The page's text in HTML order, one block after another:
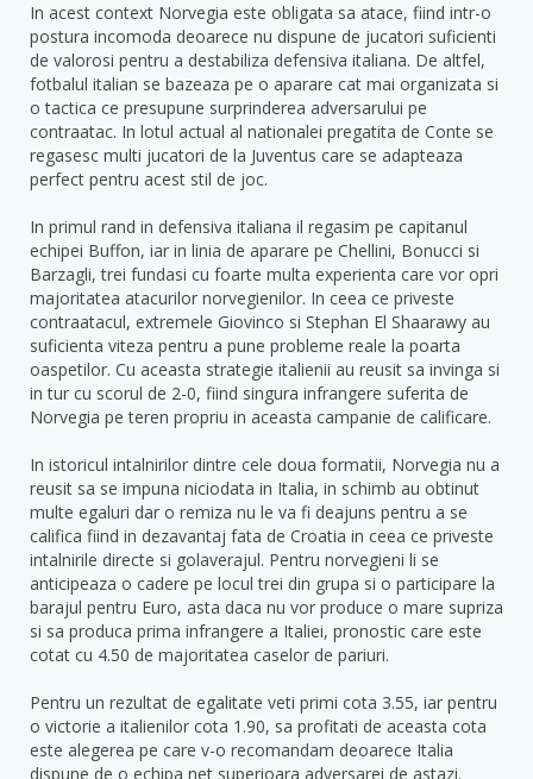
In acest context Norvegia este obligata sa atace, fiind intr-o
postura incomoda deoarece nu dispune de jucatori suficienti
de valorosi pentru a destabiliza defensiva italiana. De altfel,
fotbalul italian se bazeaza pe o aparare cat mai organizata si
o tactica ce presupune surprinderea adversarului pe
contraatac. In lotul actual al nationalei pregatita de Conte se
regasesc multi jucatori de la Juventus care se adapteaza
perfect pentru acest stil de joc.
In primul rand in defensiva italiana il regasim pe capitanul
echipei Buffon, iar in linia de aparare pe Chellini, Bonucci si
Barzagli, trei fundasi cu foarte multa experienta care vor opri
majoritatea atacurilor norvegienilor. In ceea ce priveste
contraatacul, extremele Giovinco si Stephan El Shaarawy au
suficienta viteza pentru a pune probleme reale la poarta
oaspetilor. Cu aceasta strategie italienii au reusit sa invinga si
in tur cu scorul de 2-0, fiind singura infrangere suferita de
Norvegia pe teren propriu in aceasta campanie de calificare.
In istoricul intalnirilor dintre cele doua formatii, Norvegia nu a
reusit sa se impuna niciodata in Italia, in schimb au obtinut
multe egaluri dar o remiza nu le va fi deajuns pentru a se
califica fiind in dezavantaj fata de Croatia in ceea ce priveste
intalnirile directe si golaverajul. Pentru norvegieni li se
anticipeaza o cadere pe locul trei din grupa si o participare la
barajul pentru Euro, asta daca nu vor produce o mare supriza
si sa produca prima infrangere a Italiei, pronostic care este
cotat cu 4.50 de majoritatea caselor de pariuri.
Pentru un rezultat de egalitate veti primi cota 3.55, iar pentru
o victorie a italienilor cota 1.90, sa profitati de aceasta cota
este alegerea pe care v-o recomandam deoarece Italia
dispune de o echipa net superioara adversarei de astazi.